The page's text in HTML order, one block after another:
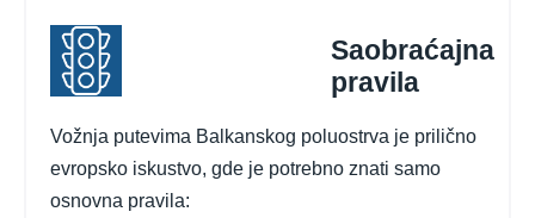
Saobraćajna
pravila
Vožnja putevima Balkanskog poluostrva je prilično
evropsko iskustvo, gde je potrebno znati samo
osnovna pravila: